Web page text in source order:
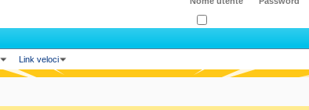
Link veloci